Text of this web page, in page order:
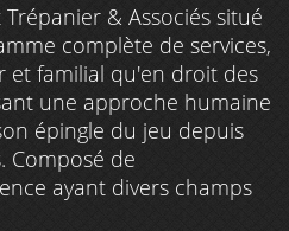
& Associés situé
complète de services,
familial qu'en droit des
une approche humaine
épingle du jeu depuis
Composé de
ayant divers champs